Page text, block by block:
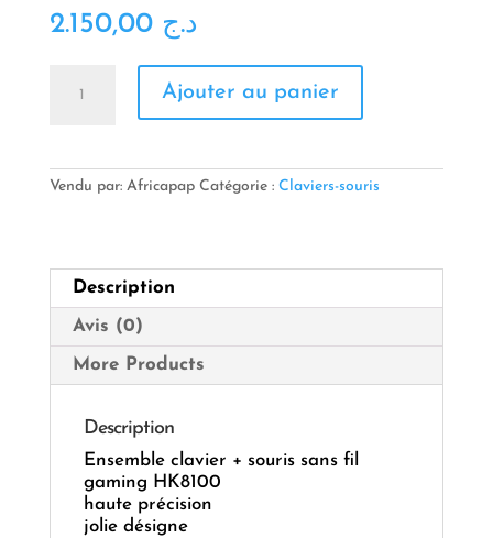
د.ج 2.150,00
souris
HK8100
USB
Ajouter au panier
Vendu par: Africapap Catégorie : Claviers-souris
Description
Avis (0)
More Products
Description
Ensemble clavier + souris sans fil
gaming HK8100
haute précision
jolie désigne